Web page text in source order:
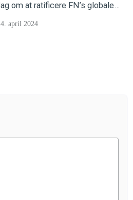
om at ratificere FN’s globale
april 2024